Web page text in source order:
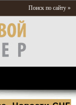
Поиск по сайту »